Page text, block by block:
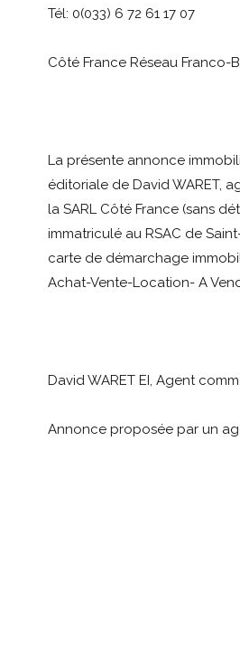
Tél: 0(033) 6 72 61 17 07
Côté France Réseau
La présente annonce
éditoriale de David WARET,
la SARL Côté France (sans
immatriculé au RSAC de
carte de démarchage
Achat-Vente-Location- A
David WARET EI, Agent
Annonce proposée par un